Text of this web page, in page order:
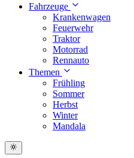
Fahrzeuge
Krankenwagen
Feuerwehr
Traktor
Motorrad
Rennauto
Themen
Frühling
Sommer
Herbst
Winter
Mandala